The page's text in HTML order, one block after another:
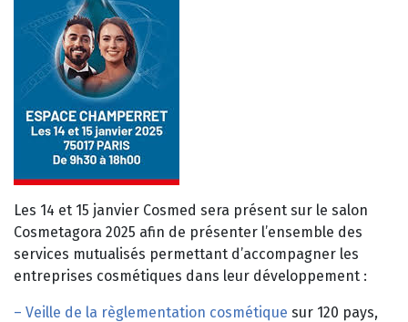
Les 14 et 15 janvier Cosmed sera présent sur le salon
Cosmetagora 2025 afin de présenter l’ensemble des
services mutualisés permettant d’accompagner les
entreprises cosmétiques dans leur développement :
– Veille de la règlementation cosmétique sur 120 pays,